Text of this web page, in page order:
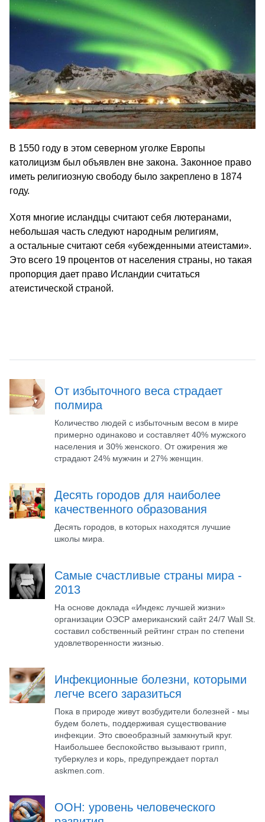
В 1550 году в этом северном уголке Европы
католицизм был объявлен вне закона. Законное право
иметь религиозную свободу было закреплено в 1874
году.
Хотя многие исландцы считают себя лютеранами,
небольшая часть следуют народным религиям,
а остальные считают себя «убежденными атеистами».
Это всего 19 процентов от населения страны, но такая
пропорция дает право Исландии считаться
атеистической страной.
От избыточного веса страдает
полмира
Количество людей с избыточным весом в мире
примерно одинаково и составляет 40% мужского
населения и 30% женского. От ожирения же
страдают 24% мужчин и 27% женщин.
Десять городов для наиболее
качественного образования
Десять городов, в которых находятся лучшие
школы мира.
Самые счастливые страны мира -
2013
На основе доклада «Индекс лучшей жизни»
организации ОЭСР американский сайт 24/7 Wall St.
составил собственный рейтинг стран по степени
удовлетворенности жизнью.
Инфекционные болезни, которыми
легче всего заразиться
Пока в природе живут возбудители болезней - мы
будем болеть, поддерживая существование
инфекции. Это своеобразный замкнутый круг.
Наибольшее беспокойство вызывают грипп,
туберкулез и корь, предупреждает портал
askmen.com.
ООН: уровень человеческого